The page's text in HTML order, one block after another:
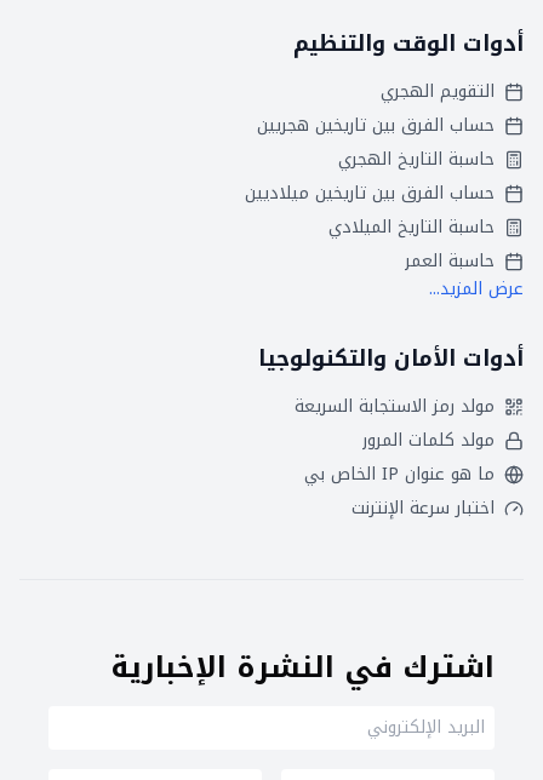
أدوات الوقت والتنظيم
التقويم الهجري
حساب الفرق بين تاريخين هجريين
حاسبة التاريخ الهجري
حساب الفرق بين تاريخين ميلاديين
حاسبة التاريخ الميلادي
حاسبة العمر
عرض المزيد...
أدوات الأمان والتكنولوجيا
مولد رمز الاستجابة السريعة
مولد كلمات المرور
ما هو عنوان IP الخاص بي
اختبار سرعة الإنترنت
اشترك في النشرة الإخبارية